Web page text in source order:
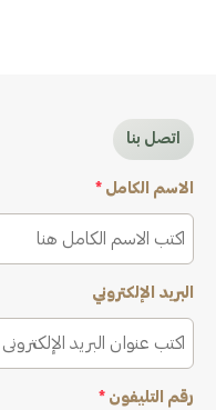
اتصل بنا
الاسم الكامل *
البريد الإلكتروني
رقم التليفون *